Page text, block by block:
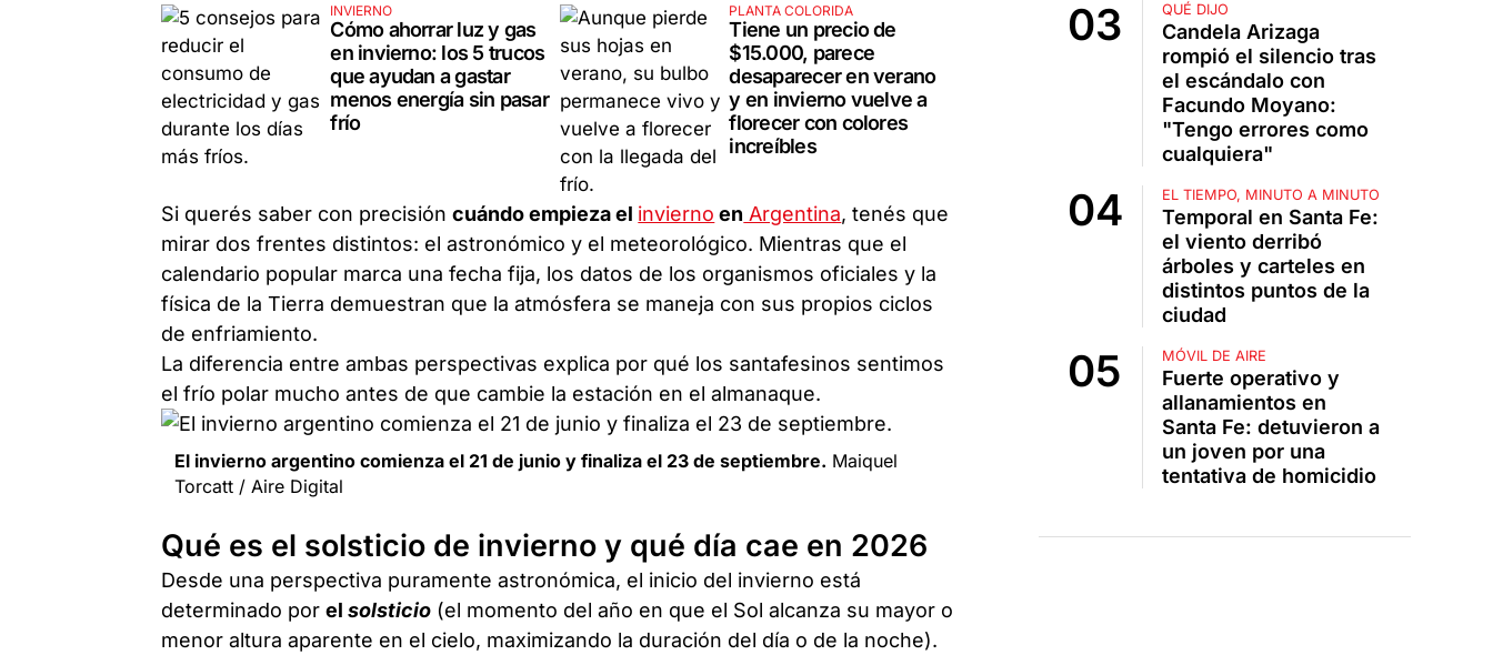
INVIERNO
Cómo ahorrar luz y gas
en invierno: los 5 trucos
que ayudan a gastar
menos energía sin pasar
frío
PLANTA COLORIDA
Tiene un precio de
$15.000, parece
desaparecer en verano
y en invierno vuelve a
florecer con colores
increíbles
Si querés saber con precisióncuándo empieza el invierno en Argentina, tenés que
mirar dos frentes distintos: el astronómico y el meteorológico. Mientras que el
calendario popular marca una fecha fija, los datos de los organismos oficiales y la
física de la Tierra demuestran que la atmósfera se maneja con sus propios ciclos
de enfriamiento.
La diferencia entre ambas perspectivas explica por qué los santafesinos sentimos
el frío polar mucho antes de que cambie la estación en el almanaque.
El invierno argentino comienza el 21 de junio y finaliza el 23 de septiembre. Maiquel
Torcatt / Aire Digital
Qué es el solsticio de invierno y qué día cae en 2026
Desde una perspectiva puramente astronómica, el inicio del invierno está
determinado porelsolsticio (el momento del año en que el Sol alcanza su mayor o
menor altura aparente en el cielo, maximizando la duración del día o de la noche).
QUÉ DIJO
Candela Arizaga
rompió el silencio tras
el escándalo con
Facundo Moyano:
"Tengo errores como
cualquiera"
EL TIEMPO, MINUTO A MINUTO
Temporal en Santa Fe:
el viento derribó
árboles y carteles en
distintos puntos de la
ciudad
MÓVIL DE AIRE
Fuerte operativo y
allanamientos en
Santa Fe: detuvieron a
un joven por una
tentativa de homicidio